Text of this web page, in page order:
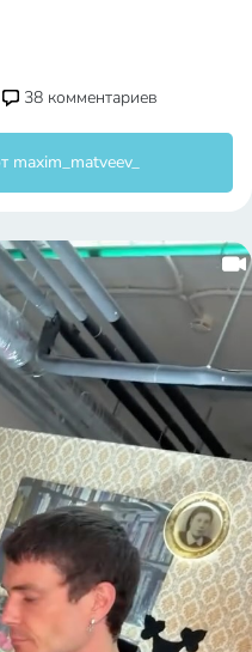
38 комментариев